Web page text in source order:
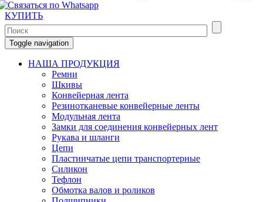
КУПИТЬ
Toggle navigation
НАША ПРОДУКЦИЯ
Ремни
Шкивы
Конвейерная лента
Резинотканевые конвейерные ленты
Модульная лента
Замки для соединения конвейерных лент
Рукава и шланги
Цепи
Пластинчатые цепи транспортерные
Силикон
Тефлон
Обмотка валов и роликов